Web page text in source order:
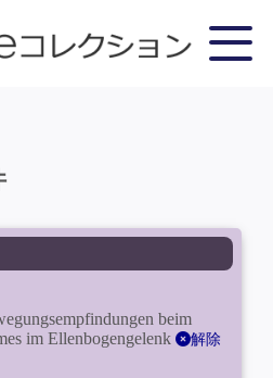
beim
im Ellenbogengelenk
解除